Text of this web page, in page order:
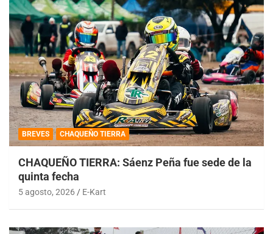
BREVES CHAQUEÑO TIERRA
CHAQUEÑO TIERRA: Sáenz Peña fue sede de la
quinta fecha
5 agosto, 2026 E-Kart